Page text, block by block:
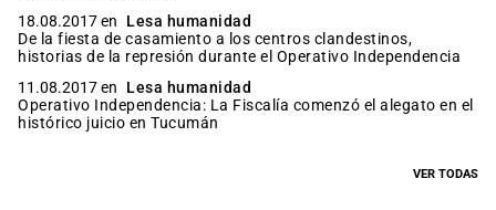
18.08.2017 en
Lesa humanidad
De la fiesta de casamiento a los centros clandestinos,
historias de la represión durante el Operativo Independencia
11.08.2017 en
Lesa humanidad
Operativo Independencia: La Fiscalía comenzó el alegato en el
histórico juicio en Tucumán
VER TODAS